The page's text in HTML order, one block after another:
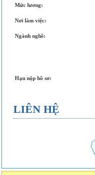
Mức lương:
Nơi làm việc:
Ngành nghề:
Hạn nộp hồ sơ:
LIÊN HỆ